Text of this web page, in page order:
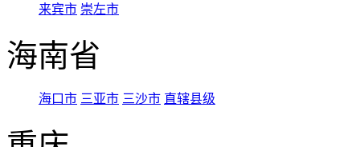
来宾市 崇左市
海南省
海口市 三亚市 三沙市 直辖县级